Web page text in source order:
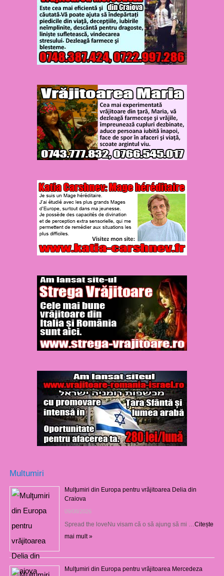
Multumiri
Mulţumiri din Europa pentru vrăjitoarea Delia din
Craiova
09/08/2026
Spread the loveNu visam că o să ajung să mi … Citește
mai mult »
Mulţumiri din Europa pentru vrăjitoarea Mercedeza